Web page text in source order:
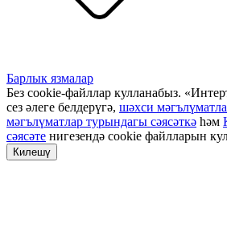
Барлык язмалар
Без cookie-файллар кулланабыз.
сез әлеге белдерүгә, шәхси
мәгълүматлар турындагы сәясәткә һәм
сәясәте нигезендә cookie файлларын
Килешү